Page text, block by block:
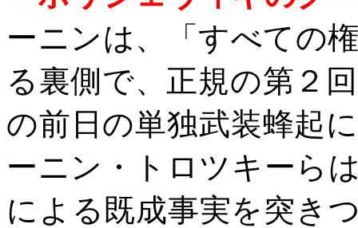
ーニンは、「すべての
る裏側で、正規の第２
の前日の単独武装蜂起
ーニン・トロツキーら
による既成事実を突き